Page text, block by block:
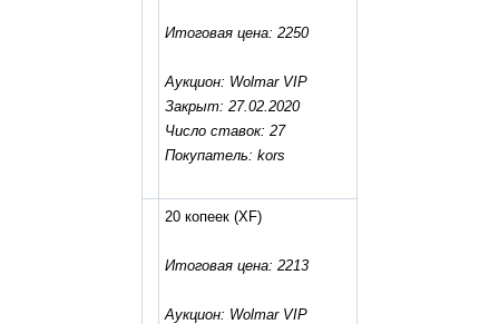
Итоговая цена: 2250
Аукцион: Wolmar VIP
Закрыт: 27.02.2020
Число ставок: 27
Покупатель: kors
20 копеек (XF)
Итоговая цена: 2213
Аукцион: Wolmar VIP